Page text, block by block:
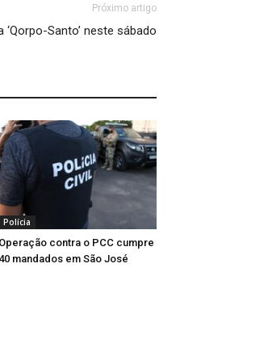
Próximo artigo
Santo’ neste sábado
Polícia
Operação contra o PCC cumpre
40 mandados em São José